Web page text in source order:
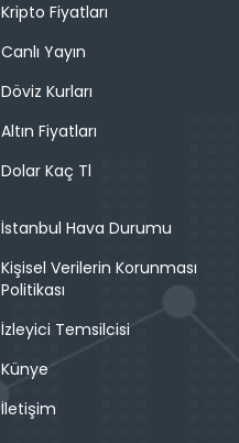
Kripto Fiyatları
Canlı Yayın
Döviz Kurları
Altın Fiyatları
Dolar Kaç Tl
İstanbul Hava Durumu
Kişisel Verilerin Korunması
Politikası
İzleyici Temsilcisi
Künye
İletişim